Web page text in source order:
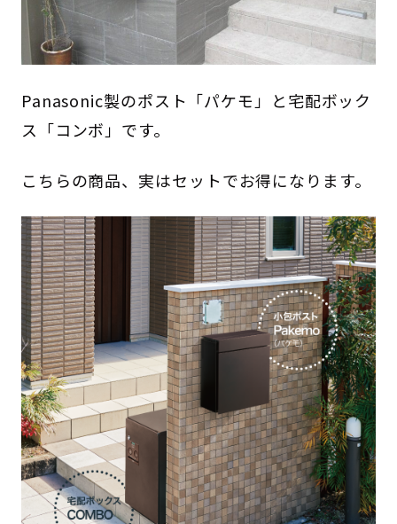
Panasonic製のポスト「パケモ」と宅配ボック
ス「コンボ」です。
こちらの商品、実はセットでお得になります。